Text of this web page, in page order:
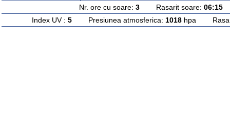
Nr. ore cu soare: 3Rasarit soare: 06:15
Index UV : 5Presiunea atmosferica: 1018hpa